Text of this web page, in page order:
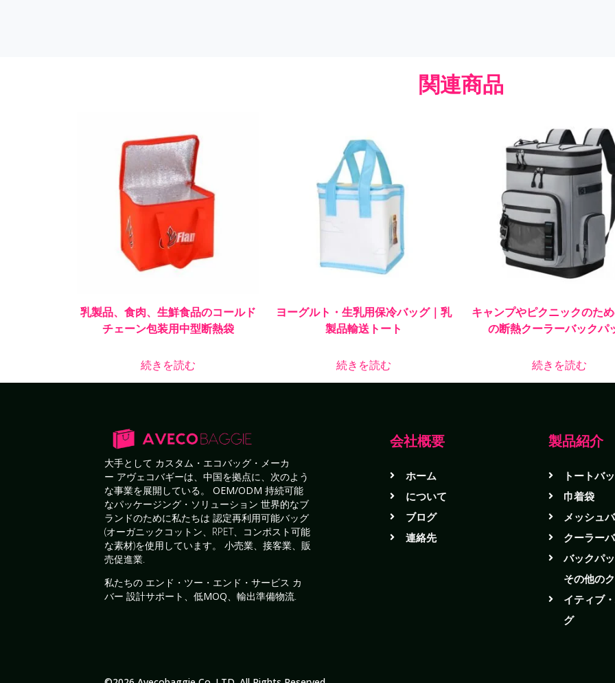
関連商品
乳製品、食肉、生鮮食品のコールド
チェーン包装用中型断熱袋
続きを読む
ヨーグルト・生乳用保冷バッグ｜乳
製品輸送トート
続きを読む
キャンプやピクニックのた
の断熱クーラーバックパ
続きを読む
大手として カスタム・エコバッグ・メーカ
ー アヴェコバギーは、中国を拠点に、次のよう
な事業を展開している。 OEM/ODM 持続可能
なパッケージング・ソリューション 世界的なブ
ランドのために私たちは 認定再利用可能バッグ
(オーガニックコットン、RPET、コンポスト可能
な素材)を使用しています。 小売業、接客業、販
売促進業
私たちの エンド・ツー・エンド・サービス カ
バー 設計サポート、低MOQ、輸出準備物流
会社概要
ホーム
について
ブログ
連絡先
製品紹介
トートバ
巾着袋
メッシュ
クーラー
バックパ
その他の
イティブ
グ